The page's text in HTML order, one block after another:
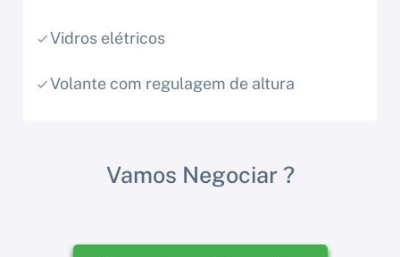
Vidros elétricos
Volante com regulagem de altura
Vamos Negociar ?